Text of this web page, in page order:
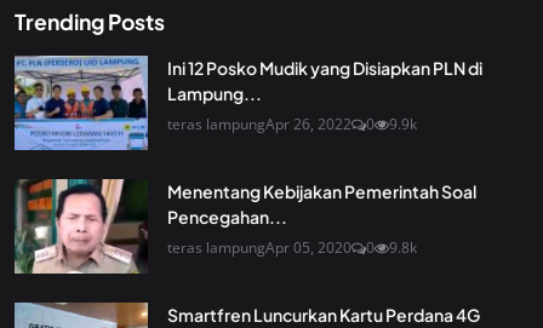
Trending Posts
Ini 12 Posko Mudik yang Disiapkan PLN di
Lampung...
teras lampungApr 26, 2022 0 9.9k
Menentang Kebijakan Pemerintah Soal
Pencegahan...
teras lampungApr 05, 2020 0 9.8k
Smartfren Luncurkan Kartu Perdana 4G